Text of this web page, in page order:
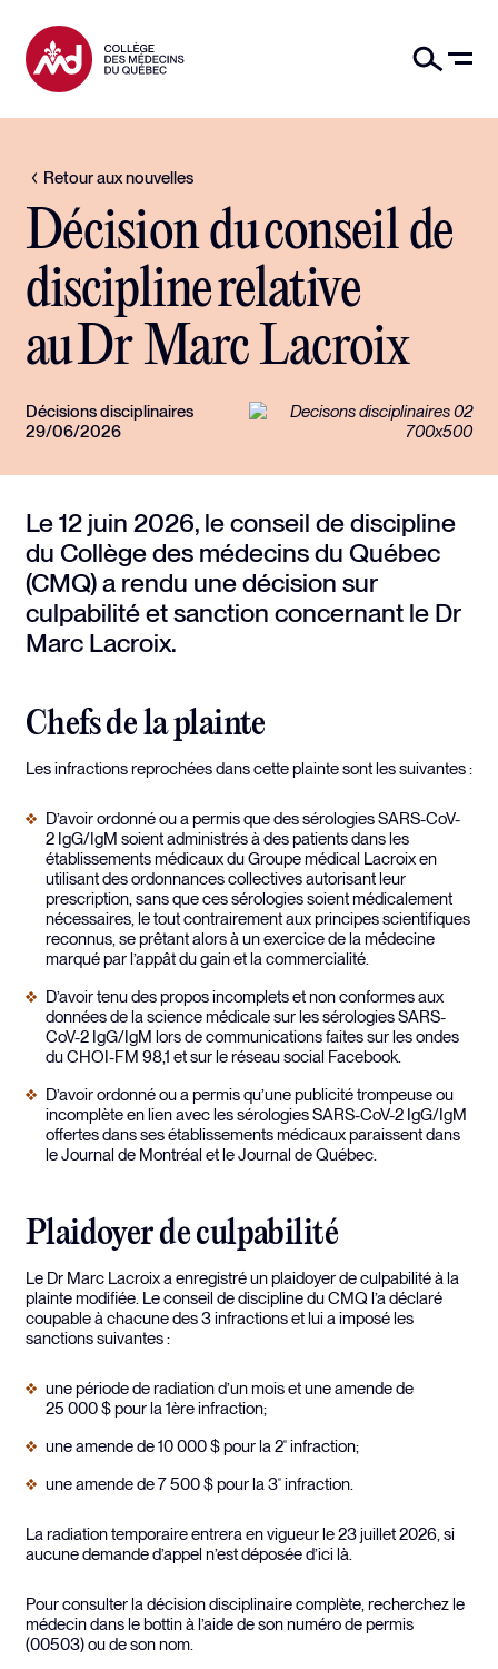
Retour aux nouvelles
Décision du conseil de
discipline relative
au Dr Marc Lacroix
Décisions disciplinaires
29/06/2026
Le 12 juin 2026, le conseil de discipline
du Collège des médecins du Québec
(CMQ) a rendu une décision sur
culpabilité et sanction concernant le Dr
Marc Lacroix.
Chefs de la plainte
Les infractions reprochées dans cette plainte sont les suivantes :
D’avoir ordonné ou a permis que des sérologies SARS-CoV-
2 IgG/IgM soient administrés à des patients dans les
établissements médicaux du Groupe médical Lacroix en
utilisant des ordonnances collectives autorisant leur
prescription, sans que ces sérologies soient médicalement
nécessaires, le tout contrairement aux principes scientifiques
reconnus, se prêtant alors à un exercice de la médecine
marqué par l’appât du gain et la commercialité.
D’avoir tenu des propos incomplets et non conformes aux
données de la science médicale sur les sérologies SARS-
CoV-2 IgG/IgM lors de communications faites sur les ondes
du CHOI-FM 98,1 et sur le réseau social Facebook.
D’avoir ordonné ou a permis qu’une publicité trompeuse ou
incomplète en lien avec les sérologies SARS-CoV-2 IgG/IgM
offertes dans ses établissements médicaux paraissent dans
le Journal de Montréal et le Journal de Québec.
Plaidoyer de culpabilité
Le Dr Marc Lacroix a enregistré un plaidoyer de culpabilité à la
plainte modifiée. Le conseil de discipline du CMQ l’a déclaré
coupable à chacune des 3 infractions et lui a imposé les
sanctions suivantes :
une période de radiation d’un mois et une amende de
25 000 $ pour la 1ère infraction;
une amende de 10 000 $ pour la 2e infraction;
une amende de 7 500 $ pour la 3e infraction.
La radiation temporaire entrera en vigueur le 23 juillet 2026, si
aucune demande d’appel n’est déposée d’ici là.
Pour consulter la décision disciplinaire complète, recherchez le
médecin dans le bottin à l’aide de son numéro de permis
(00503) ou de son nom.